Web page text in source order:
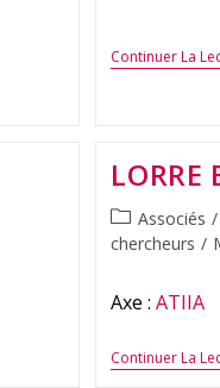
Continuer La
Associés /
chercheurs /
Axe :ATIIA
Continuer La